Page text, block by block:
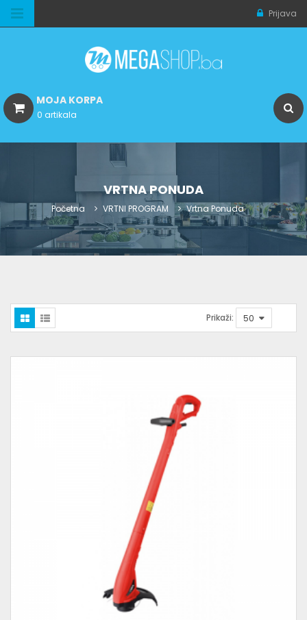
Prijava
MOJA KORPA
0 artikala
VRTNA PONUDA
Početna VRTNI PROGRAM Vrtna Ponuda
Prikaži: